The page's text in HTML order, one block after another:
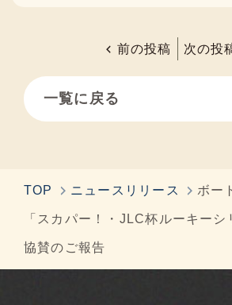
前の投稿 次の投
一覧に戻る
TOP ニュースリリース ボー
「スカパー！・JLC杯ルーキーシ
協賛のご報告